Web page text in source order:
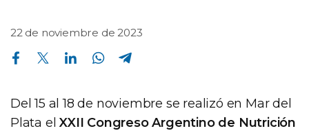
22 de noviembre de 2023
Compartir en Facebook Compartir en Twitter Compartir en Linkedin Compartir en Whatsapp
Del 15 al 18 de noviembre se realizó en Mar del
Plata elXXII Congreso Argentino de Nutrición